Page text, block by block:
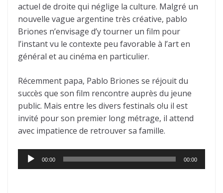
actuel de droite qui néglige la culture. Malgré un
nouvelle vague argentine très créative, pablo
Briones n’envisage d’y tourner un film pour
l’instant vu le contexte peu favorable à l’art en
général et au cinéma en particulier.
Récemment papa, Pablo Briones se réjouit du
succès que son film rencontre auprès du jeune
public. Mais entre les divers festinals o!u il est
invité pour son premier long métrage, il attend
avec impatience de retrouver sa famille.
Lecteur
audio
00:00 00:00